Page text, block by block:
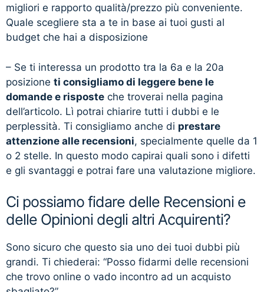
migliori e rapporto qualità/prezzo più conveniente.
Quale scegliere sta a te in base ai tuoi gusti al
budget che hai a disposizione
– Se ti interessa un prodotto tra la 6a e la 20a
posizione ti consigliamo di leggere bene le
domande e risposte che troverai nella pagina
dell’articolo. Lì potrai chiarire tutti i dubbi e le
perplessità. Ti consigliamo anche di prestare
attenzione alle recensioni, specialmente quelle da 1
o 2 stelle. In questo modo capirai quali sono i difetti
e gli svantaggi e potrai fare una valutazione migliore.
Ci possiamo fidare delle Recensioni e
delle Opinioni degli altri Acquirenti?
Sono sicuro che questo sia uno dei tuoi dubbi più
grandi. Ti chiederai: “Posso fidarmi delle recensioni
che trovo online o vado incontro ad un acquisto